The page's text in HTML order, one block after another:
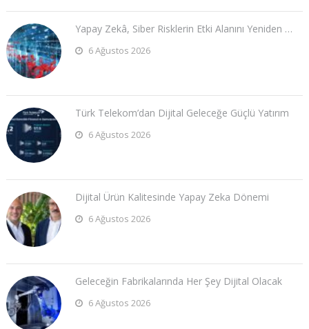
Yapay Zekâ, Siber Risklerin Etki Alanını Yeniden …
6 Ağustos 2026
Türk Telekom’dan Dijital Geleceğe Güçlü Yatırım
6 Ağustos 2026
Dijital Ürün Kalitesinde Yapay Zeka Dönemi
6 Ağustos 2026
Geleceğin Fabrikalarında Her Şey Dijital Olacak
6 Ağustos 2026